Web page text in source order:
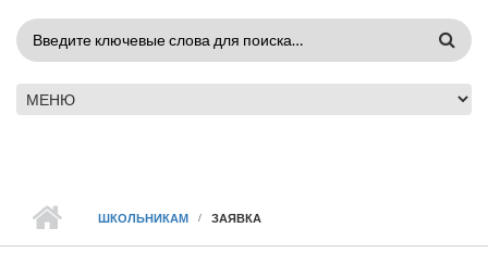
ФОРМА
ПОИСКА
ШКОЛЬНИКАМ ЗАЯВКА